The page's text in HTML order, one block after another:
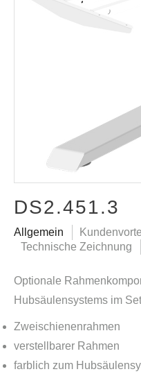
DS2.451.3
Allgemein
Technische Zeichnung
Optionale
Hubsäulensystems im
Zweischienenrahmen
verstellbarer Rahmen
farblich zum